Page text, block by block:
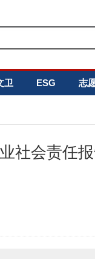
卫 ESG 志
社会责任